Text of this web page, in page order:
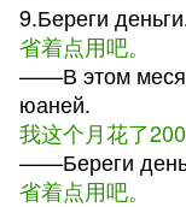
9.Береги
省着点用吧。
——В этом
юаней.
我这个月花了
——Береги
省着点用吧。